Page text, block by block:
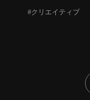
#クリエイティブ